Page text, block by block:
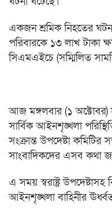
একজন শ্রমিক নিহতের
পরিবারকে ১৩ লাখ টাকা
সিএমএইচে (সম্মিলিত
আজ মঙ্গলবার (১ অক্টোবর)
সার্বিক আইনশৃঙ্খলা
সংক্রান্ত উপদেষ্টা কমিটির
সাংবাদিকদের এসব কথা
এ সময় স্বরাষ্ট্র উপদেষ্টাসহ
আইনশৃঙ্খলা বাহিনীর